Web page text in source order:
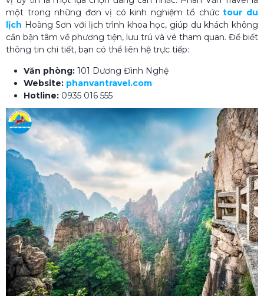
một trong những đơn vị có kinh nghiệm tổ chứctour du
lịch Hoàng Sơn với lịch trình khoa học, giúp du khách không
cần bận tâm về phương tiện, lưu trú và vé tham quan. Để biết
thông tin chi tiết, bạn có thể liên hệ trực tiếp:
Văn phòng: 101 Dương Đình Nghệ
Website: phanvantravel.com
Hotline: 0935 016 555